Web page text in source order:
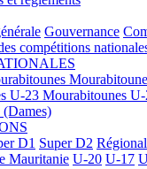
Gouvernance
compétitions
U-23 Mourabitounes
D1 Super D2 Régional
Mauritanie U-20 U-17